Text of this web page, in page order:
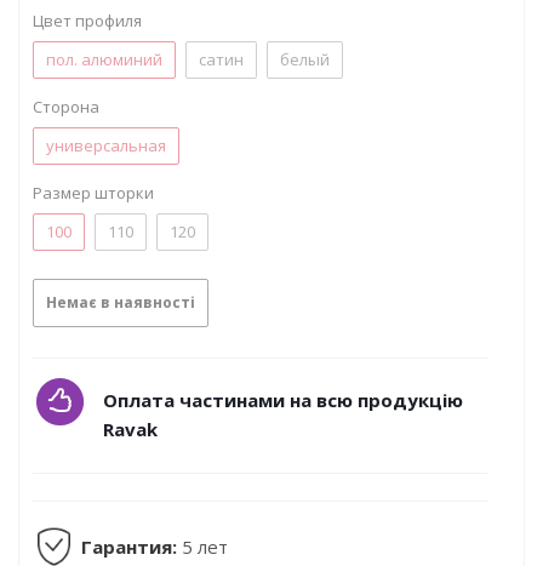
Цвет профиля
пол. алюминий
сатин белый
Сторона
универсальная
Размер шторки
100
110 120
Немає в наявності
Оплата частинами на всю продукцію
Ravak
Гарантия: 5 лет